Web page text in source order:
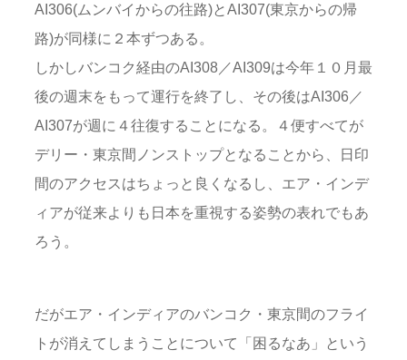
AI306(ムンバイからの往路)とAI307(東京からの帰
路)が同様に２本ずつある。
しかしバンコク経由のAI308／AI309は今年１０月最
後の週末をもって運行を終了し、その後はAI306／
AI307が週に４往復することになる。４便すべてが
デリー・東京間ノンストップとなることから、日印
間のアクセスはちょっと良くなるし、エア・インデ
ィアが従来よりも日本を重視する姿勢の表れでもあ
ろう。
だがエア・インディアのバンコク・東京間のフライ
トが消えてしまうことについて「困るなあ」という